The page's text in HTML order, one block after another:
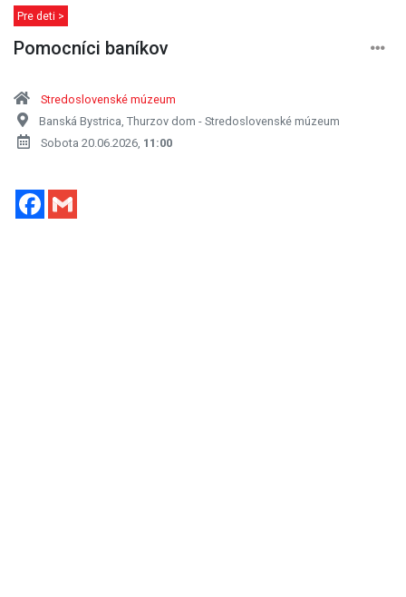
Pre deti >
Pomocníci baníkov
Stredoslovenské múzeum
Banská Bystrica, Thurzov dom - Stredoslovenské múzeum
Sobota 20.06.2026, 11:00
Facebook